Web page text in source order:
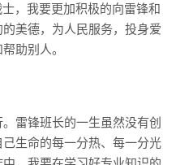
，我要更加积极的向雷锋和
美德，为人民服务，投身爱
助别人。
雷锋班长的一生虽然没有创
生命的每一分热、每一分光